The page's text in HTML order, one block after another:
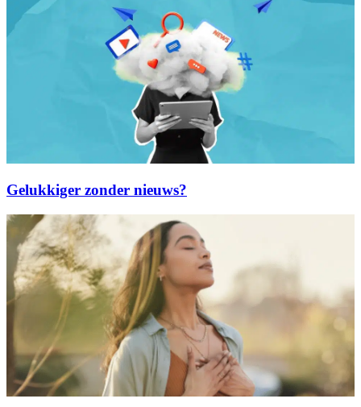
Gelukkiger zonder nieuws?